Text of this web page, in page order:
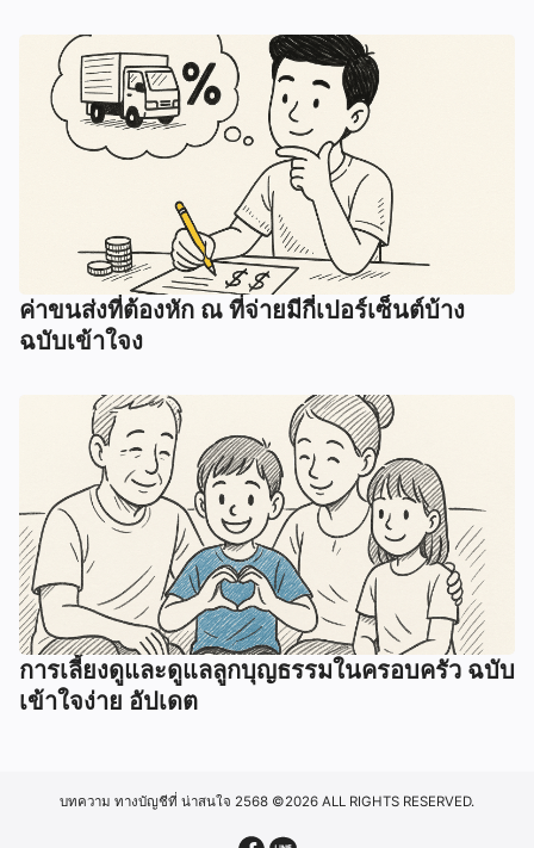
ค่าขนส่งที่ต้องหัก ณ ที่จ่ายมีกี่เปอร์เซ็นต์บ้าง
ฉบับเข้าใจง
การเลี้ยงดูและดูแลลูกบุญธรรมในครอบครัว ฉบับ
เข้าใจง่าย อัปเดต
บทความ ทางบัญชีที่ น่าสนใจ 2568 ©2026 ALL RIGHTS RESERVED.